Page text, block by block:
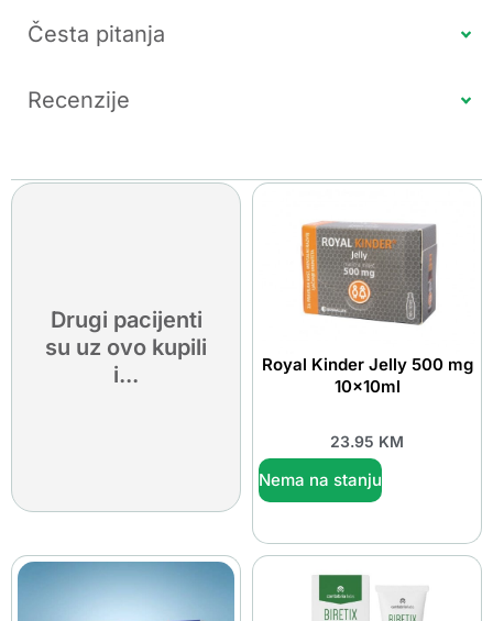
Česta pitanja
Recenzije
Drugi pacijenti
su uz ovo kupili
i...
Royal Kinder Jelly 500 mg
10x10ml
23.95 KM
Nema na stanju